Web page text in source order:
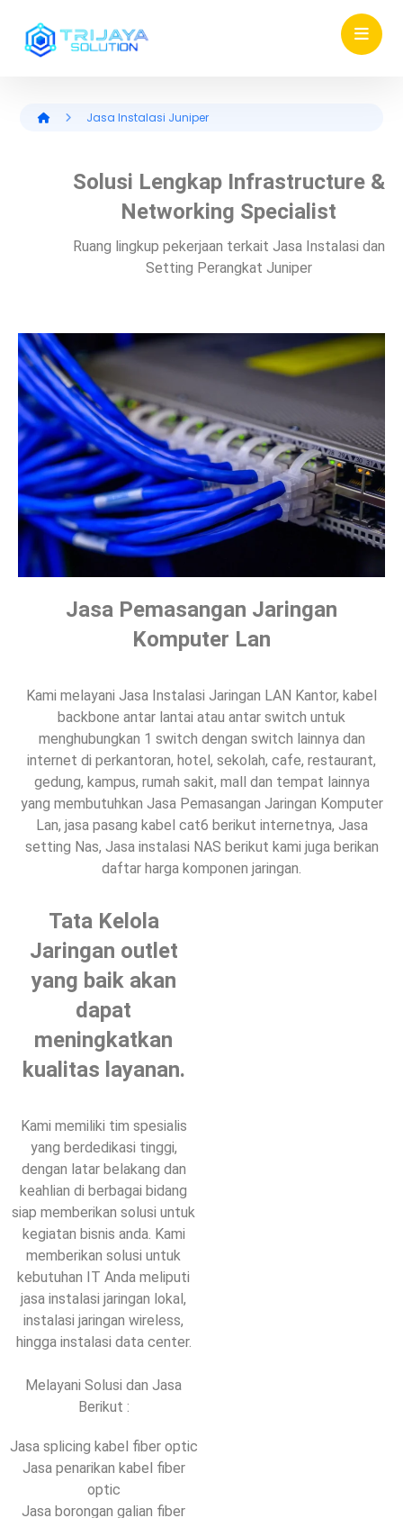
Jasa Instalasi Juniper
Solusi Lengkap Infrastructure &
Networking Specialist
Ruang lingkup pekerjaan terkait Jasa Instalasi dan
Setting Perangkat Juniper
Jasa Pemasangan Jaringan
Komputer Lan
Kami melayani Jasa Instalasi Jaringan LAN Kantor, kabel
backbone antar lantai atau antar switch untuk
menghubungkan 1 switch dengan switch lainnya dan
internet di perkantoran, hotel, sekolah, cafe, restaurant,
gedung, kampus, rumah sakit, mall dan tempat lainnya
yang membutuhkan Jasa Pemasangan Jaringan Komputer
Lan, jasa pasang kabel cat6 berikut internetnya, Jasa
setting Nas, Jasa instalasi NAS berikut kami juga berikan
daftar harga komponen jaringan.
Tata Kelola
Jaringan outlet
yang baik akan
dapat
meningkatkan
kualitas layanan.
Kami memiliki tim spesialis
yang berdedikasi tinggi,
dengan latar belakang dan
keahlian di berbagai bidang
siap memberikan solusi untuk
kegiatan bisnis anda. Kami
memberikan solusi untuk
kebutuhan IT Anda meliputi
jasa instalasi jaringan lokal,
instalasi jaringan wireless,
hingga instalasi data center.
Melayani Solusi dan Jasa
Berikut :
Jasa splicing kabel fiber optic
Jasa penarikan kabel fiber
optic
Jasa borongan galian fiber